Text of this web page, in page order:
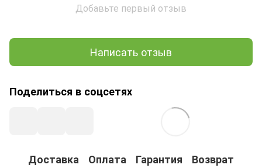
Добавьте первый отзыв
Написать отзыв
Поделиться в соцсетях
Доставка Оплата Гарантия Возврат